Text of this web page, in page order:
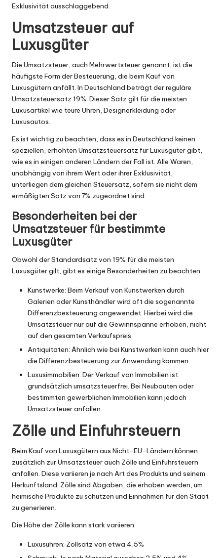
Exklusivität ausschlaggebend.
Umsatzsteuer auf
Luxusgüter
Die Umsatzsteuer, auch Mehrwertsteuer genannt, ist die
häufigste Form der Besteuerung, die beim Kauf von
Luxusgütern anfällt. In Deutschland beträgt der reguläre
Umsatzsteuersatz 19%. Dieser Satz gilt für die meisten
Luxusartikel wie teure Uhren, Designerkleidung oder
Luxusautos.
Es ist wichtig zu beachten, dass es in Deutschland keinen
speziellen, erhöhten Umsatzsteuersatz für Luxusgüter gibt,
wie es in einigen anderen Ländern der Fall ist. Alle Waren,
unabhängig von ihrem Wert oder ihrer Exklusivität,
unterliegen dem gleichen Steuersatz, sofern sie nicht dem
ermäßigten Satz von 7% zugeordnet sind.
Besonderheiten bei der
Umsatzsteuer für bestimmte
Luxusgüter
Obwohl der Standardsatz von 19% für die meisten
Luxusgüter gilt, gibt es einige Besonderheiten zu beachten:
Kunstwerke: Beim Verkauf von Kunstwerken durch
Galerien oder Kunsthändler wird oft die sogenannte
Differenzbesteuerung angewendet. Hierbei wird die
Umsatzsteuer nur auf die Gewinnspanne erhoben, nicht
auf den gesamten Verkaufspreis.
Antiquitäten: Ähnlich wie bei Kunstwerken kann auch hier
die Differenzbesteuerung zur Anwendung kommen.
Luxusimmobilien: Der Verkauf von Immobilien ist
grundsätzlich umsatzsteuerfrei. Bei Neubauten oder
bestimmten gewerblichen Immobilien kann jedoch
Umsatzsteuer anfallen.
Zölle und Einfuhrsteuern
Beim Kauf von Luxusgütern aus Nicht-EU-Ländern können
zusätzlich zur Umsatzsteuer auch Zölle und Einfuhrsteuern
anfallen. Diese variieren je nach Art des Produkts und seinem
Herkunftsland. Zölle sind Abgaben, die erhoben werden, um
heimische Produkte zu schützen und Einnahmen für den Staat
zu generieren.
Die Höhe der Zölle kann stark variieren:
Luxusuhren: Zollsatz von etwa 4,5%